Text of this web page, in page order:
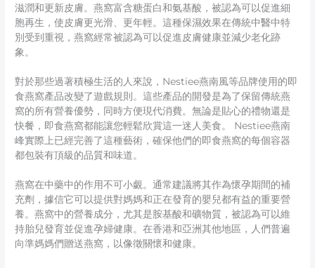
滋潤和更新皮膚。燕窩富含糖蛋白和氨基酸，被認為可以促進細
胞再生，使皮膚更光滑、更年輕。這種保濕效果在傳統中醫中特
別受到重視，燕窩經常被認為可以促進皮膚健康並減少老化跡
象。
對於那些過著積極生活的人來說，Nestiee燕南風等品牌使用的即
食燕窩產品改變了遊戲規則。這些產品的開發是為了保留傳統燕
窩的所有營養優勢，同時方便現代消費。無論是貼心的禮物還是
快餐，即食燕窩都能讓您輕鬆欣賞這一迷人美食。 Nestiee燕南
峰實際上已經完善了這種藝術，確保他們的即食燕窩的每個容器
都包裝有頂級的品質和味道。
燕窩在中藥中的作用不可小覷。通常建議將其作為懷孕期間的補
充劑，據信它可以提供對媽媽和正在發育的嬰兒都有益的重要營
養。燕窩中的營養成分，尤其是胺基酸和礦物質，被認為可以維
持胎兒發育並促進孕婦健康。在香港和亞洲其他地區，人們普遍
向準媽媽們贈送燕窩，以像徵關懷和健康。